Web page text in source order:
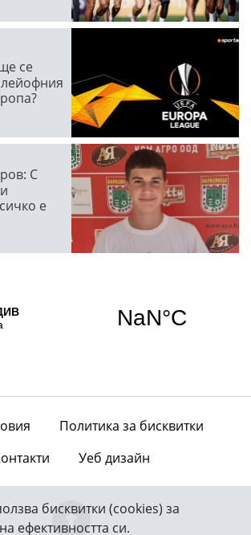
се
С
е
Политика за бисквитки
Уеб дизайн
бисквитки (cookies) за
ефективността си.